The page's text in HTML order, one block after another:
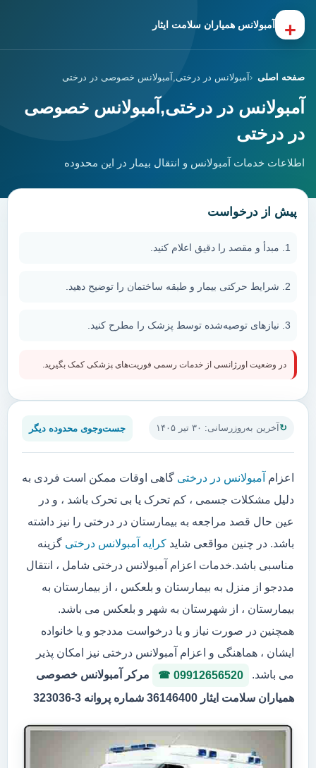
+ آمبولانس همیاران سلامت ایثار
صفحه اصلی آمبولانس در درختی,آمبولانس خصوصی در درختی
آمبولانس در درختی,آمبولانس خصوصی
در درختی
اطلاعات خدمات آمبولانس و انتقال بیمار در این محدوده
آخرین به‌روزرسانی: ۳۰ تیر ۱۴۰۵ جست‌وجوی محدوده دیگر
اعزام آمبولانس در درختی گاهی اوقات ممکن است فردی به
دلیل مشکلات جسمی ، کم تحرک یا بی تحرک باشد ، و در
عین حال قصد مراجعه به بیمارستان در درختی را نیز داشته
باشد. در چنین مواقعی شاید کرایه آمبولانس درختی گزینه
مناسبی باشد.خدمات اعزام آمبولانس درختی شامل ، انتقال
مددجو از منزل به بیمارستان و بلعکس ، از بیمارستان به
بیمارستان ، از شهرستان به شهر و بلعکس می باشد.
همچنین در صورت نیاز و یا درخواست مددجو و یا خانواده
ایشان ، هماهنگی و اعزام آمبولانس درختی نیز امکان پذیر
می باشد.
09912656520
مرکر آمبولانس خصوصی
همیاران سلامت ایثار 36146400 شماره پروانه 3-323036
پیش از درخواست
مبدأ و مقصد را دقیق اعلام کنید.
شرایط حرکتی بیمار و طبقه ساختمان را توضیح دهید.
نیازهای توصیه‌شده توسط پزشک را مطرح کنید.
در وضعیت اورژانسی از خدمات رسمی فوریت‌های پزشکی کمک بگیرید.